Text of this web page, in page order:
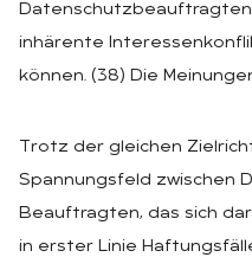
inhärente
können. (38) Die
Trotz der gleichen
Spannungsfeld zwischen
Beauftragten, das sich
in erster Linie